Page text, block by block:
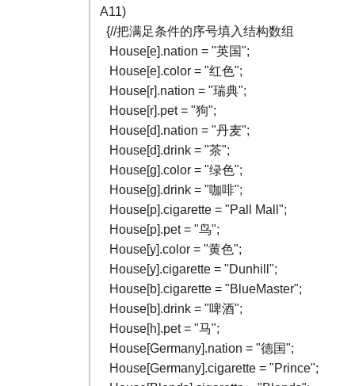
A11)
{//把满足条件的序号填入结构数组
House[e].nation = "英国";
House[e].color = "红色";
House[r].nation = "瑞典";
House[r].pet = "狗";
House[d].nation = "丹麦";
House[d].drink = "茶";
House[g].color = "绿色";
House[g].drink = "咖啡";
House[p].cigarette = "Pall Mall";
House[p].pet = "鸟";
House[y].color = "黄色";
House[y].cigarette = "Dunhill";
House[b].cigarette = "BlueMaster";
House[b].drink = "啤酒";
House[h].pet = "马";
House[Germany].nation = "德国";
House[Germany].cigarette = "Prince";